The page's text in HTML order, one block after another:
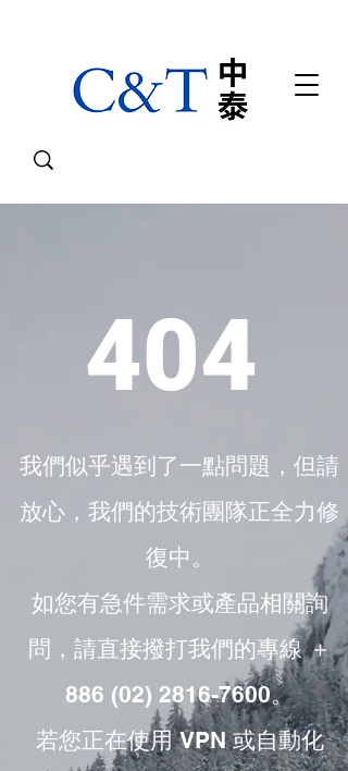
404
我們似乎遇到了一點問題，但請
放心，我們的技術團隊正全力修
復中。
如您有急件需求或產品相關詢
問，請直接撥打我們的專線 ＋
886 (02) 2816-7600。
若您正在使用 VPN 或自動化